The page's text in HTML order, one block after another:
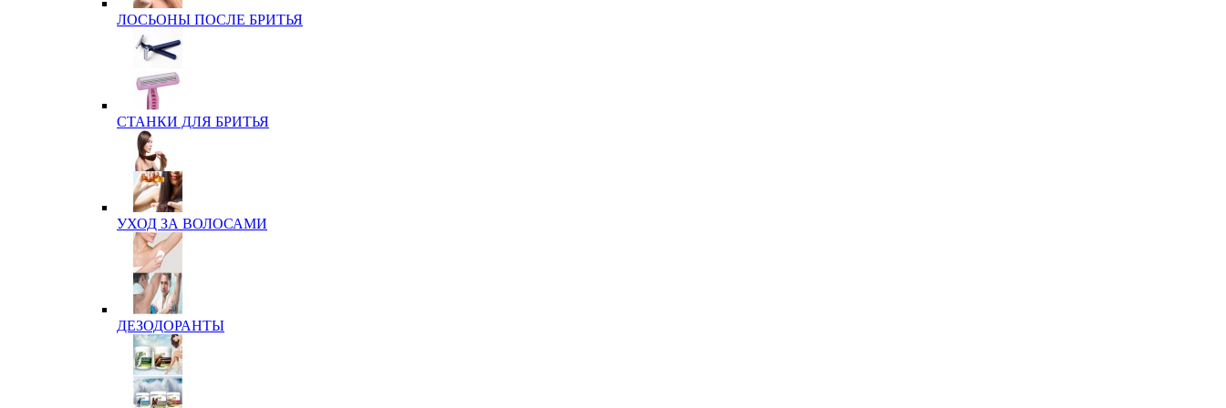
ЛОСЬОНЫ ПОСЛЕ БРИТЬЯ
СТАНКИ ДЛЯ БРИТЬЯ
УХОД ЗА ВОЛОСАМИ
ДЕЗОДОРАНТЫ